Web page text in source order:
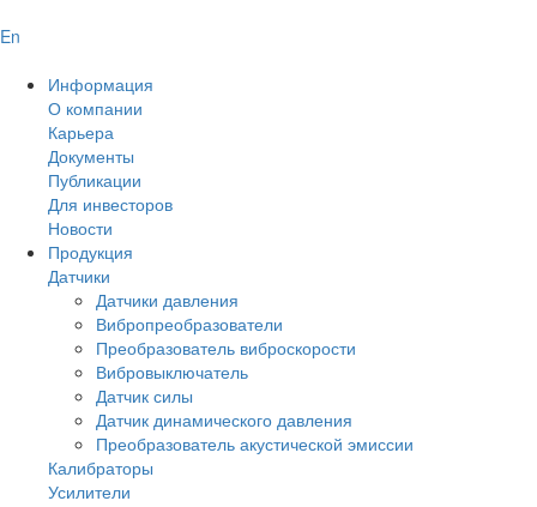
En
Информация
О компании
Карьера
Документы
Публикации
Для инвесторов
Новости
Продукция
Датчики
Датчики давления
Вибропреобразователи
Преобразователь виброскорости
Вибровыключатель
Датчик силы
Датчик динамического давления
Преобразователь акустической эмиссии
Калибраторы
Усилители